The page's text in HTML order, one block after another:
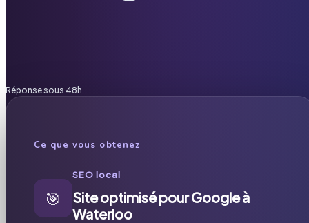
Réponse sous 48h
Ce que vous obtenez
🎯
SEO local
Site optimisé pour Google à
Waterloo